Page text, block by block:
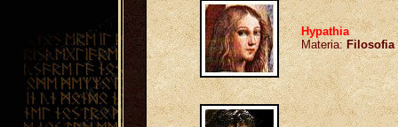
Hypathia
Materia:Filosofia